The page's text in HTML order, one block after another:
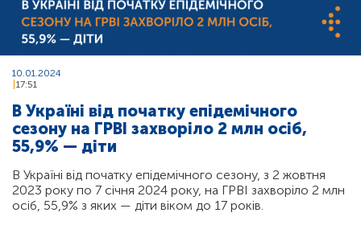
10.01.2024
17:51
В Україні від початку епідемічного
сезону на ГРВІ захворіло 2 млн осіб,
55,9% — діти
В Україні від початку епідемічного сезону, з 2 жовтня
2023 року по 7 січня 2024 року, на ГРВІ захворіло 2 млн
осіб, 55,9% з яких — діти віком до 17 років.